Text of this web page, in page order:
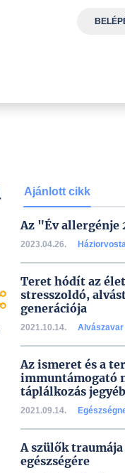
Ajánlott cikk
Az "Év allergénje
2023.04.26.
Teret hódít az
stresszoldó,
generációja
2021.10.14. Alvászavar
Az ismeret és a
immuntámogató
táplálkozás
2021.09.14.
A szülők
egészségére